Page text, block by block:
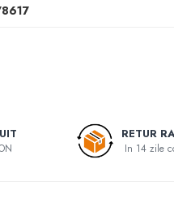
RETUR
In 14 zile